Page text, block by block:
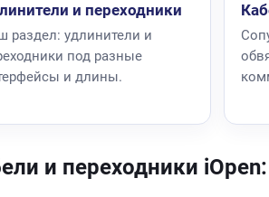
и переходники
раздел: удлинители и
под разные
и длины.
и переходники